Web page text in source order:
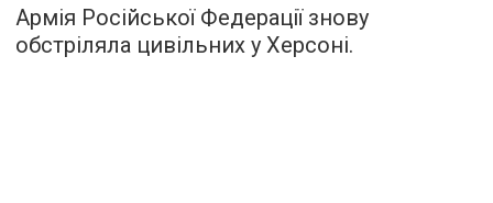
Армія Російської Федерації знову
обстріляла цивільних у Херсоні.